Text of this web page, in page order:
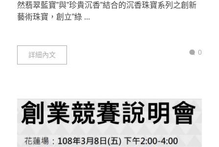
然翡翠藍寶”與”珍貴沉香”結合的沉香珠寶系列之創新
藝術珠寶，創立”綠 ...
詳細內文 0